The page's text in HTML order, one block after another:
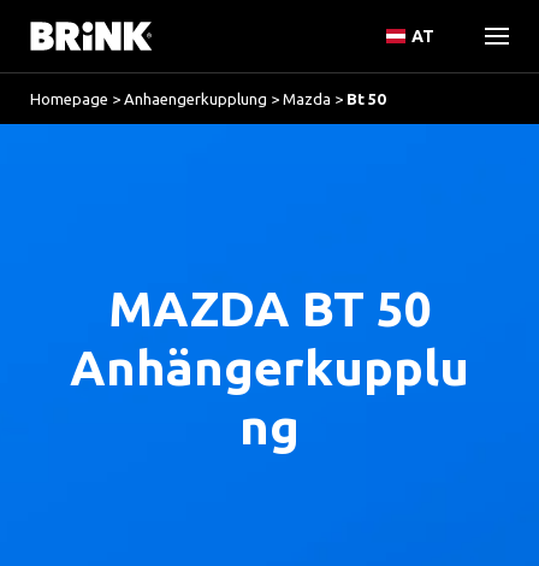
AT
Homepage > Anhaengerkupplung > Mazda > Bt 50
MAZDA BT 50
Anhängerkupplu
ng